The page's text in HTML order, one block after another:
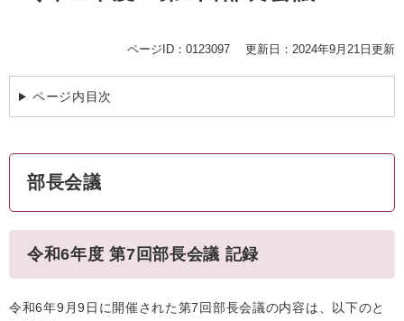
ページID：0123097 更新日：2024年9月21日更新
ページ内目次
部長会議
令和6年度 第7回部長会議 記録
令和6年9月9日に開催された第7回部長会議の内容は、以下のと